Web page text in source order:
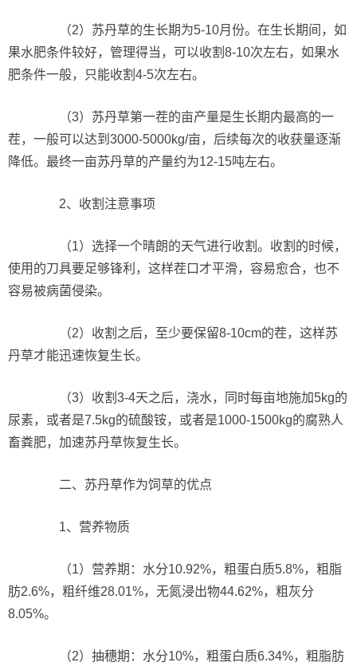
（2）苏丹草的生长期为5-10月份。在生长期间，如
果水肥条件较好，管理得当，可以收割8-10次左右，如果水
肥条件一般，只能收割4-5次左右。
（3）苏丹草第一茬的亩产量是生长期内最高的一
茬，一般可以达到3000-5000kg/亩，后续每次的收获量逐渐
降低。最终一亩苏丹草的产量约为12-15吨左右。
2、收割注意事项
（1）选择一个晴朗的天气进行收割。收割的时候，
使用的刀具要足够锋利，这样茬口才平滑，容易愈合，也不
容易被病菌侵染。
（2）收割之后，至少要保留8-10cm的茬，这样苏
丹草才能迅速恢复生长。
（3）收割3-4天之后，浇水，同时每亩地施加5kg的
尿素，或者是7.5kg的硫酸铵，或者是1000-1500kg的腐熟人
畜粪肥，加速苏丹草恢复生长。
二、苏丹草作为饲草的优点
1、营养物质
（1）营养期：水分10.92%，粗蛋白质5.8%，粗脂
肪2.6%，粗纤维28.01%，无氮浸出物44.62%，粗灰分
8.05%。
（2）抽穗期：水分10%，粗蛋白质6.34%，粗脂肪